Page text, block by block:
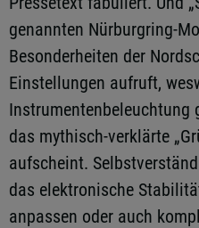
genannten Nürburgring-
Besonderheiten der
Einstellungen aufruft,
Instrumentenbeleuchtung
das mythisch-verklärte
aufscheint.
das elektronische
anpassen oder auch